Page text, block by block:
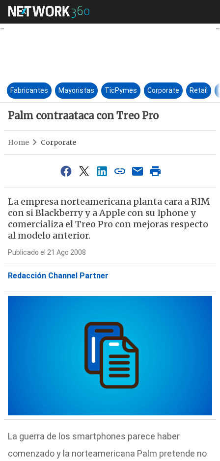
Palm contraataca con Treo
Fabricantes Mayoristas TicPymes Corporate Retail
Palm contraataca con Treo Pro
Home Corporate
La empresa norteamericana planta cara a RIM
con si Blackberry y a Apple con su Iphone y
comercializa el Treo Pro con mejoras respecto
al modelo anterior.
Publicado el 21 Ago 2008
Redacción Channel Partner
La guerra de los smartphones parece haber
comenzado y la norteamericana Palm pretende no